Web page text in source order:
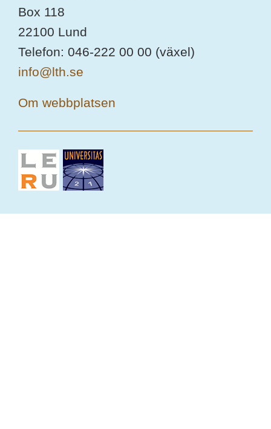
Box 118
22100 Lund
Telefon: 046-222 00 00 (växel)
info@lth.se
Om webbplatsen